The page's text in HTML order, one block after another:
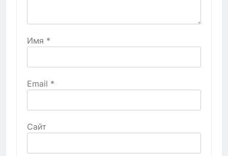
Имя *
Email *
Сайт